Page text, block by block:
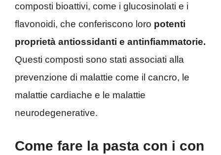
composti bioattivi, come i glucosinolati e i
flavonoidi, che conferiscono loro potenti
proprietà antiossidanti e antinfiammatorie.
Questi composti sono stati associati alla
prevenzione di malattie come il cancro, le
malattie cardiache e le malattie
neurodegenerative.
Come fare la pasta con i con